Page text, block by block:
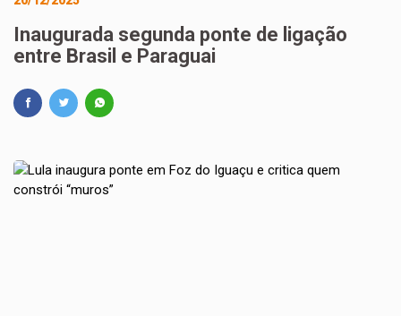
Inaugurada segunda ponte de ligação
entre Brasil e Paraguai